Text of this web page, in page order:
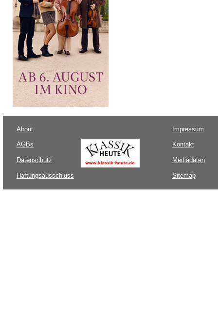
About
AGBs
Datenschutz
Haftungsausschluss
Impressum
Kontakt
Mediadaten
Sitemap